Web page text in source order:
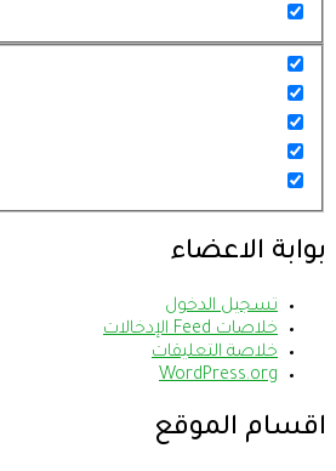
بوابة الاعضاء
تسجيل الدخول
خلاصات Feed الإدخالات
خلاصة التعليقات
WordPress.org
اقسام الموقع